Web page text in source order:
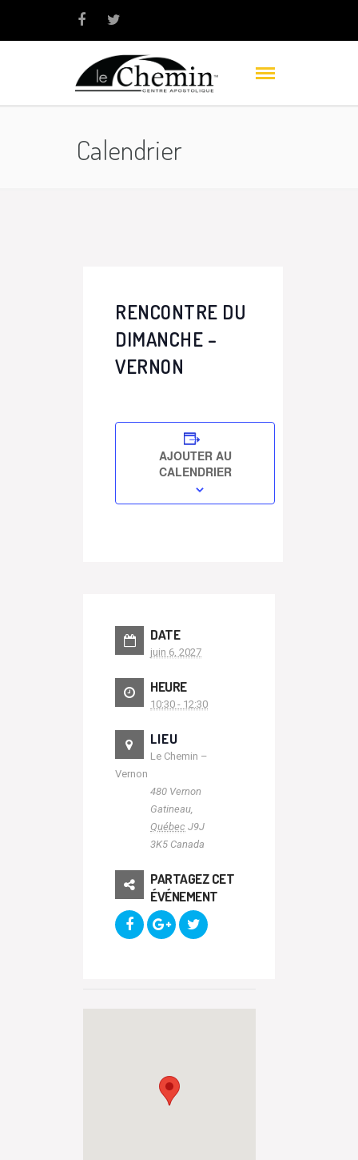
Calendrier
RENCONTRE DU
DIMANCHE –
VERNON
AJOUTER AU
CALENDRIER
DATE
juin 6, 2027
HEURE
10:30 - 12:30
LIEU
Le Chemin –
Vernon
480 Vernon
Gatineau,
Québec J9J
3K5 Canada
PARTAGEZ CET
ÉVÉNEMENT